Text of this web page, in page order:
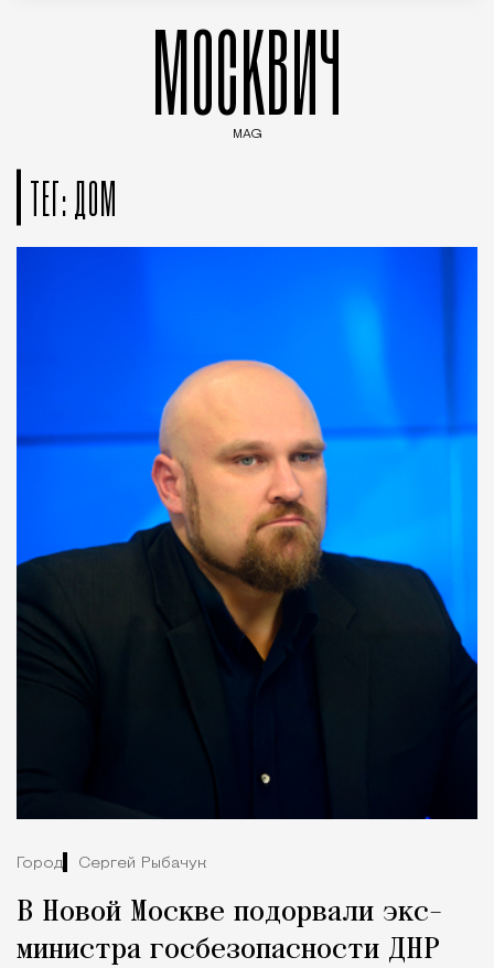
МОСКВИЧ
MAG
ТЕГ: ДОМ
Город Сергей Рыбачук
В Новой Москве подорвали экс-
министра госбезопасности ДНР